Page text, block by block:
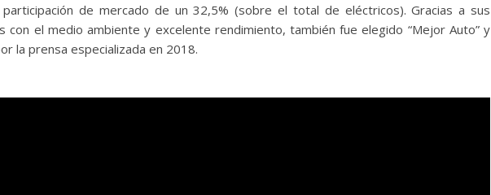
participación de mercado de un 32,5% (sobre el total de eléctricos). Gracias a sus
con el medio ambiente y excelente rendimiento, también fue elegido “Mejor Auto” y
la prensa especializada en 2018.